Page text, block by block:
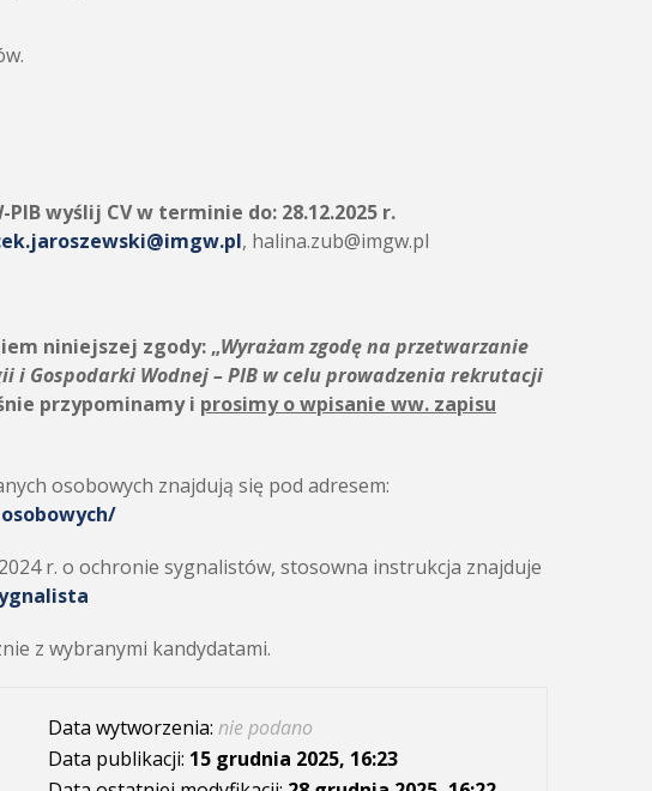
PIB wyślij CV w terminie do: 28.12.2025 r.
, halina.zub@imgw.pl
niniejszej zgody: „Wyrażam zgodę na przetwarzanie
i Gospodarki Wodnej – PIB w celu prowadzenia rekrutacji
przypominamy i prosimy o wpisanie ww. zapisu
osobowych znajdują się pod adresem:
r. o ochronie sygnalistów, stosowna instrukcja znajduje
z wybranymi kandydatami.
Data wytworzenia: nie podano
Data publikacji: 15 grudnia 2025, 16:23